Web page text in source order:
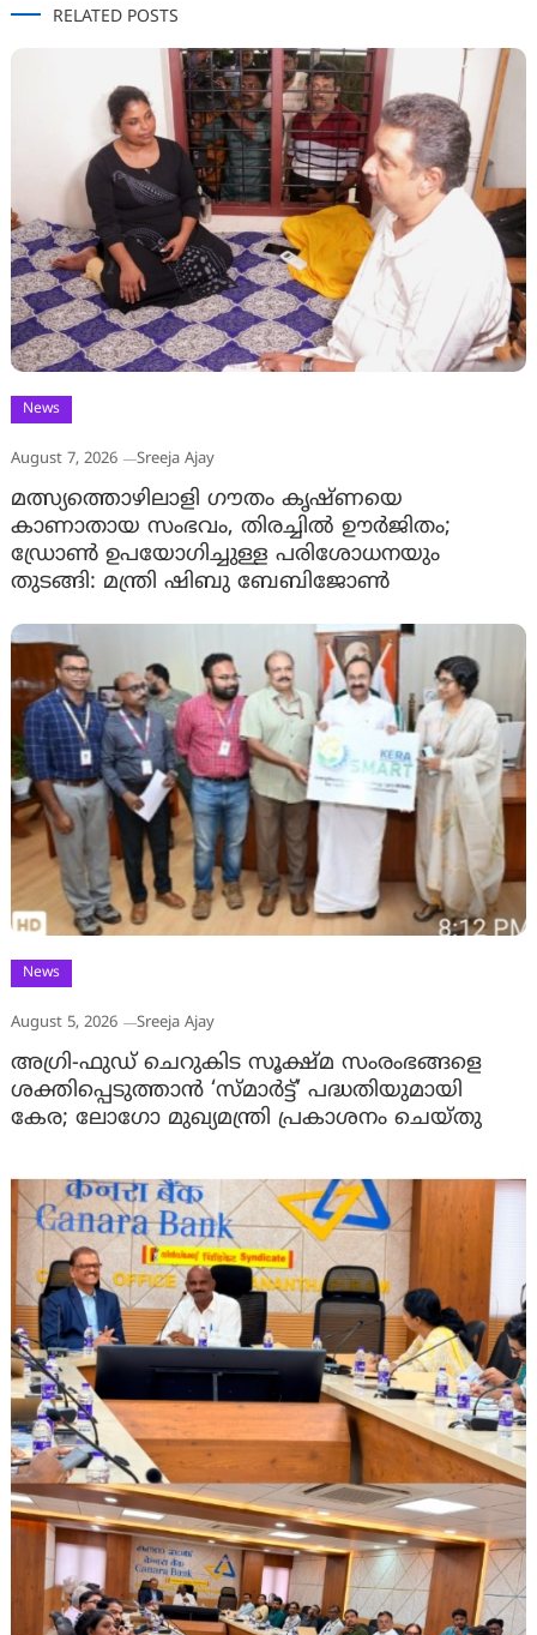
RELATED POSTS
News
August 7, 2026 Sreeja Ajay
മത്സ്യത്തൊഴിലാളി ഗൗതം കൃഷ്ണയെ
കാണാതായ സംഭവം, തിരച്ചിൽ ഊർജിതം;
ഡ്രോണ്‍ ഉപയോഗിച്ചുള്ള പരിശോധനയും
തുടങ്ങി: മന്ത്രി ഷിബു ബേബിജോണ്‍
News
August 5, 2026 Sreeja Ajay
അഗ്രി-ഫുഡ് ചെറുകിട സൂക്ഷ്മ സംരംഭങ്ങളെ
ശക്തിപ്പെടുത്താന്‍ ‘സ്മാര്‍ട്ട്’ പദ്ധതിയുമായി
കേര; ലോഗോ മുഖ്യമന്ത്രി പ്രകാശനം ചെയ്തു